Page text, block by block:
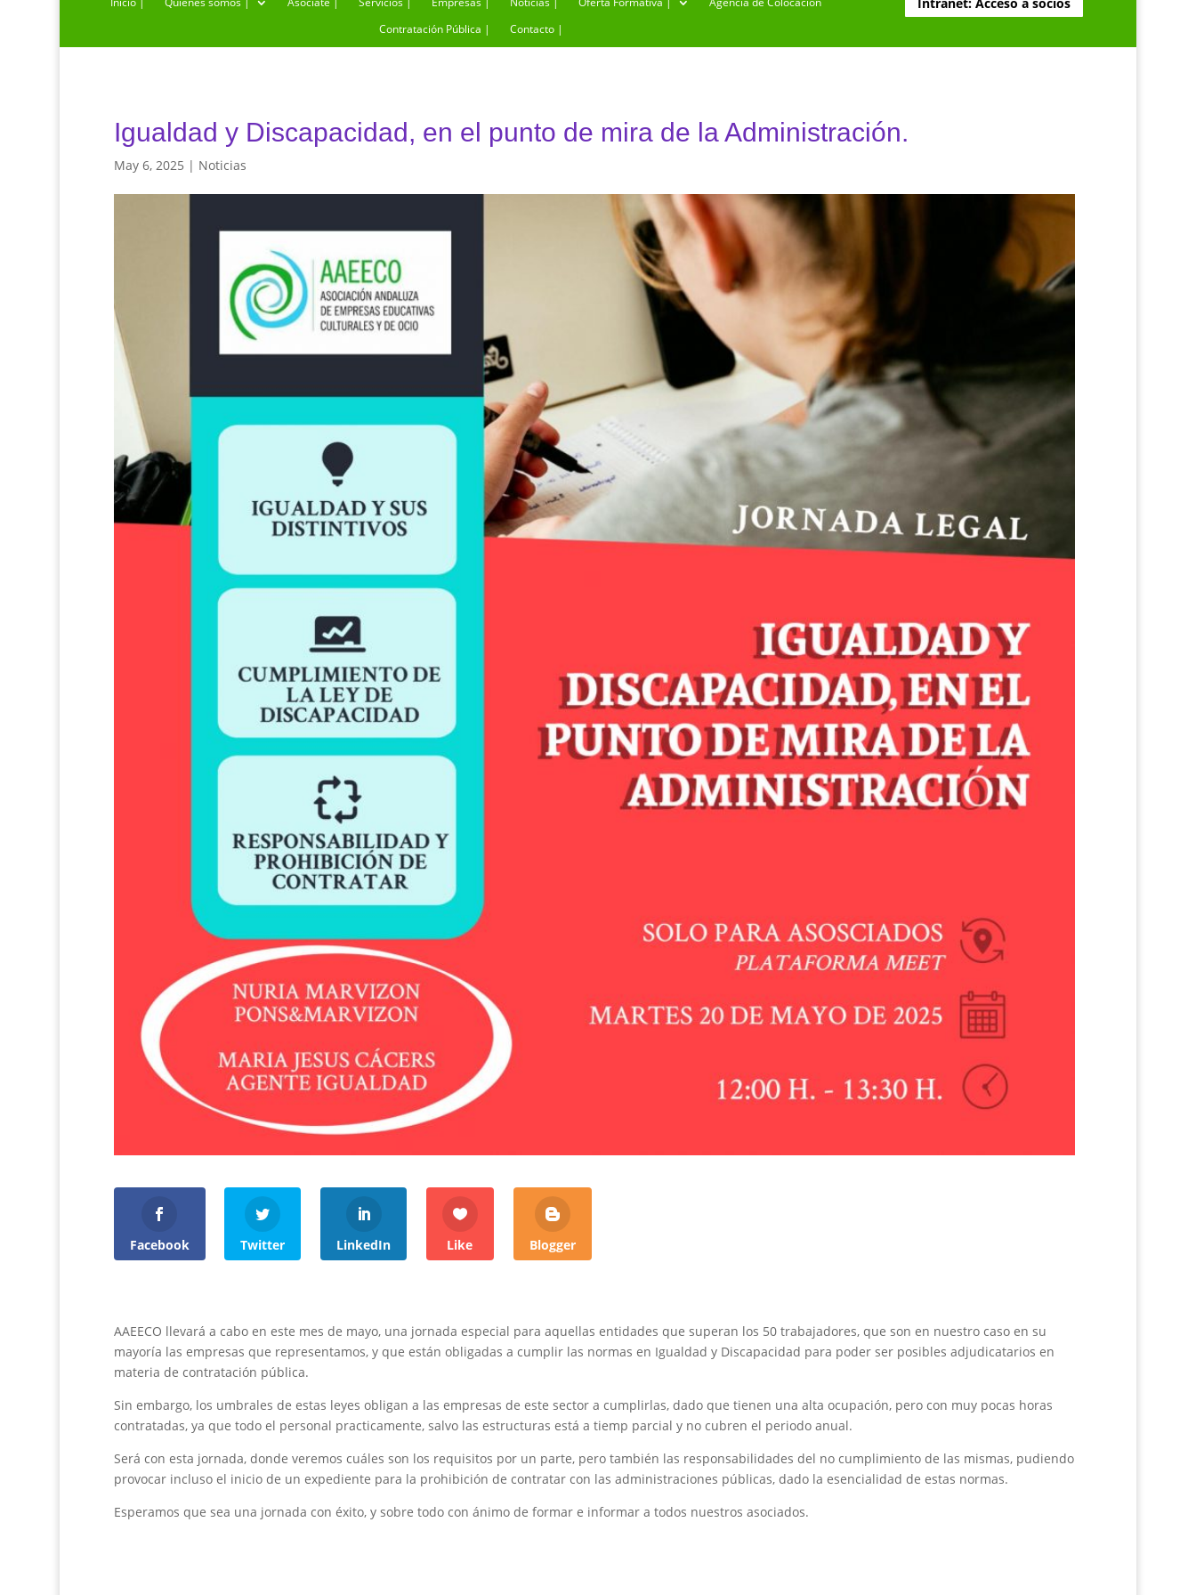
Contratación Pública |
Contacto |
Igualdad y Discapacidad, en el punto de mira de la Administración.
May 6, 2025 | Noticias
Facebook Twitter LinkedIn Like Blogger
AAEECO llevará a cabo en este mes de mayo, una jornada especial para aquellas entidades que superan los 50 trabajadores, que son en nuestro caso en su
mayoría las empresas que representamos, y que están obligadas a cumplir las normas en Igualdad y Discapacidad para poder ser posibles adjudicatarios en
materia de contratación pública.
Sin embargo, los umbrales de estas leyes obligan a las empresas de este sector a cumplirlas, dado que tienen una alta ocupación, pero con muy pocas horas
contratadas, ya que todo el personal practicamente, salvo las estructuras está a tiemp parcial y no cubren el periodo anual.
Será con esta jornada, donde veremos cuáles son los requisitos por un parte, pero también las responsabilidades del no cumplimiento de las mismas, pudiendo
provocar incluso el inicio de un expediente para la prohibición de contratar con las administraciones públicas, dado la esencialidad de estas normas.
Esperamos que sea una jornada con éxito, y sobre todo con ánimo de formar e informar a todos nuestros asociados.